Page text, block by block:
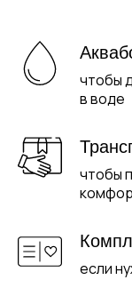
чтобы
в воде
чтобы
если